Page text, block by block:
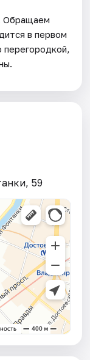
Обращаем
в первом
перегородкой,
59